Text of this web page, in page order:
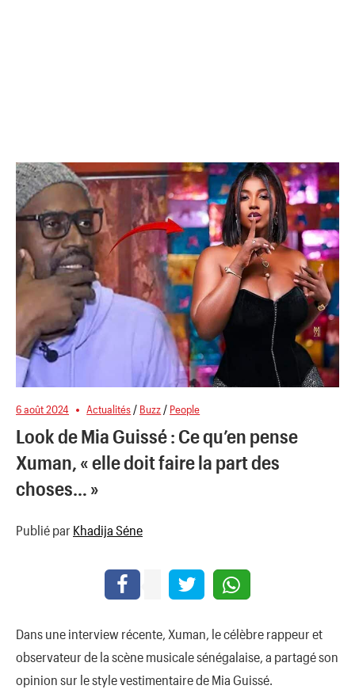
6 août 2024 Actualités / Buzz / People
Look de Mia Guissé : Ce qu’en pense
Xuman, « elle doit faire la part des
choses… »
Publié par Khadija Séne
Dans une interview récente, Xuman, le célèbre rappeur et
observateur de la scène musicale sénégalaise, a partagé son
opinion sur le style vestimentaire de Mia Guissé.